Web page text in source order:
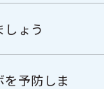
ょう
予防しま